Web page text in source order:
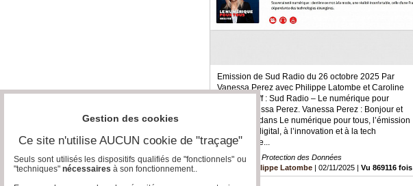
Emission de Sud Radio du 26 octobre 2025 Par
Vanessa Perez avec Philippe Latombe et Caroline
Zorn Voix off : Sud Radio – Le numérique pour
tous – Vanessa Perez. Vanessa Perez : Bonjour et
bienvenue dans Le numérique pour tous, l’émission
dédiée au digital, à l’innovation et à la tech
responsable...
Numérique » Protection des Données
Philippe Latombe |02/11/2025 |Vu 869116 fois
Gestion des cookies
Ce site n'utilise AUCUN cookie de "traçage"
Seuls sont utilisés les dispositifs qualifiés de "fonctionnels" ou
"techniques" nécessaires à son fonctionnement..